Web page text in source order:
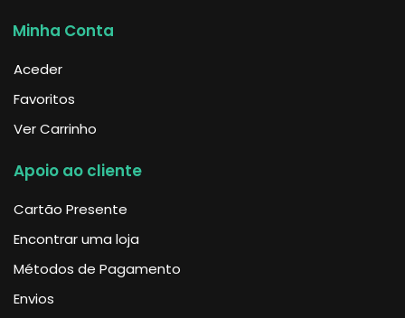
Minha Conta
Aceder
Favoritos
Ver Carrinho
Apoio ao cliente
Cartão Presente
Encontrar uma loja
Métodos de Pagamento
Envios